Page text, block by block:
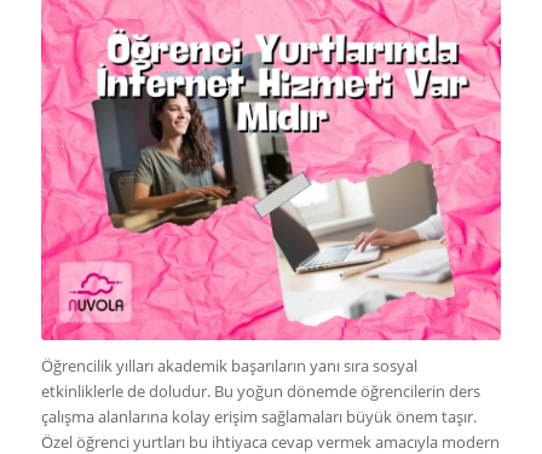
Öğrencilik yılları akademik başarıların yanı sıra sosyal
etkinliklerle de doludur. Bu yoğun dönemde öğrencilerin ders
çalışma alanlarına kolay erişim sağlamaları büyük önem taşır.
Özel öğrenci yurtları bu ihtiyaca cevap vermek amacıyla modern